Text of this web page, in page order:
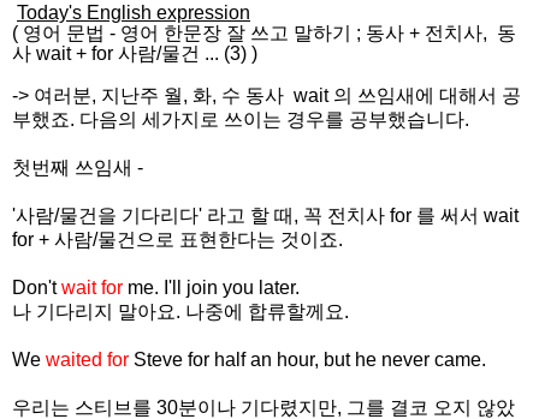
Today's English expression
( 영어 문법 - 영어 한문장 잘 쓰고 말하기 ; 동사 + 전치사, 동
사 wait + for 사람/물건 ... (3) )
-> 여러분, 지난주 월, 화, 수 동사 wait 의 쓰임새에 대해서 공
부했죠. 다음의 세가지로 쓰이는 경우를 공부했습니다.
첫번째 쓰임새 -
'사람/물건을 기다리다' 라고 할 때, 꼭 전치사 for 를 써서 wait
for + 사람/물건으로 표현한다는 것이죠.
Don'twait for me. I'll join you later.
나 기다리지 말아요. 나중에 합류할께요.
We waited for Steve for half an hour, but he never came.
우리는 스티브를 30분이나 기다렸지만, 그를 결코 오지 않았